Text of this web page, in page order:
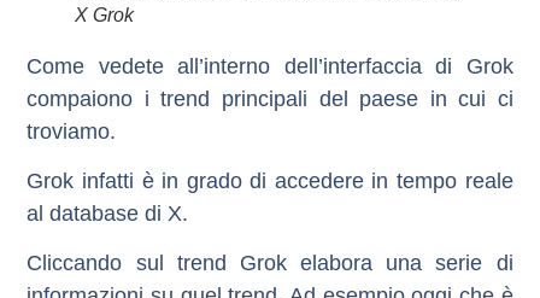
X Grok
Come vedete all’interno dell’interfaccia di Grok
compaiono i trend principali del paese in cui ci
troviamo.
Grok infatti è in grado di accedere in tempo reale
al database di X.
Cliccando sul trend Grok elabora una serie di